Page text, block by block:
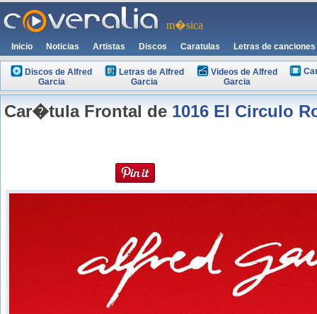
m�sica
Inicio Noticias Artistas Discos Caratulas Letras de canciones
Discos de Alfred
Garcia
Letras de Alfred
Garcia
Videos de Alfred
Garcia
Car�tula Frontal de 1016 El Circulo